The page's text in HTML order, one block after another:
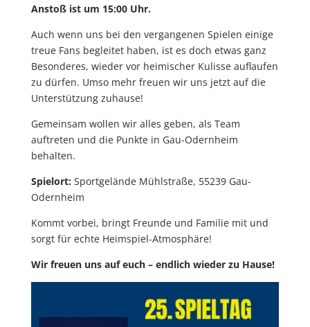
Anstoß ist um 15:00 Uhr.
Auch wenn uns bei den vergangenen Spielen einige
treue Fans begleitet haben, ist es doch etwas ganz
Besonderes, wieder vor heimischer Kulisse auflaufen
zu dürfen. Umso mehr freuen wir uns jetzt auf die
Unterstützung zuhause!
Gemeinsam wollen wir alles geben, als Team
auftreten und die Punkte in Gau-Odernheim
behalten.
Spielort: Sportgelände Mühlstraße, 55239 Gau-
Odernheim
Kommt vorbei, bringt Freunde und Familie mit und
sorgt für echte Heimspiel-Atmosphäre!
Wir freuen uns auf euch – endlich wieder zu Hause!